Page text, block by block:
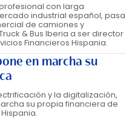
con larga
industrial español, pasa
de camiones y
& Bus Iberia a ser director
Financieros Hispania.
en marcha su
y la digitalización,
su propia financiera de